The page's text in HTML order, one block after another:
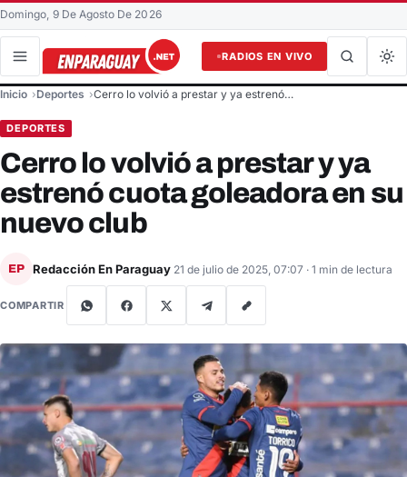
Domingo, 9 De Agosto De 2026
RADIOS EN VIVO
Buscar en el sitio
Inicio Deportes Cerro lo volvió a prestar y ya estrenó…
DEPORTES
Cerro lo volvió a prestar y ya
estrenó cuota goleadora en su
nuevo club
EP Redacción En Paraguay 21 de julio de 2025, 07:07 · 1 min de lectura
COMPARTIR